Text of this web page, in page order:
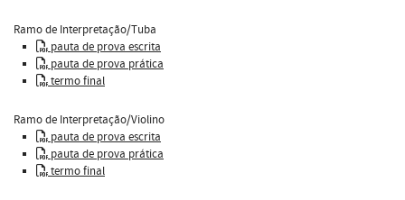
Ramo de Interpretação/Tuba
pauta de prova escrita
pauta de prova prática
termo final
Ramo de Interpretação/Violino
pauta de prova escrita
pauta de prova prática
termo final